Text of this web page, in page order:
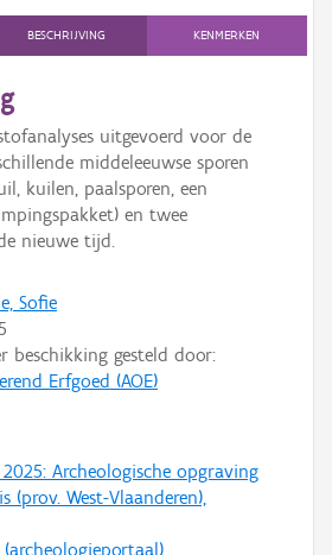
BESCHRIJVING KENMERKEN
uitgevoerd voor de
middeleeuwse sporen
kuilen, paalsporen, een
en twee
nieuwe tijd.
Sofie
beschikking gesteld door:
Erfgoed (AOE)
2025: Archeologische opgraving
(prov. West-Vlaanderen),